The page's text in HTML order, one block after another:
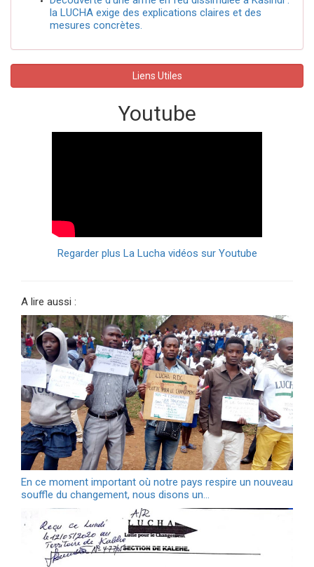
la LUCHA exige des explications claires et des
mesures concrètes.
Liens Utiles
Youtube
Regarder plus La Lucha vidéos sur Youtube
A lire aussi :
En ce moment important où notre pays respire un nouveau
souffle du changement, nous disons un…